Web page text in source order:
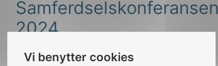
Vi benytter cookies
2024
Høringsfristen for denne standarden vil bli